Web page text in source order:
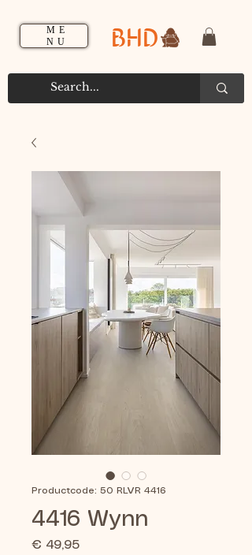
ME
NU
BHD
Productcode: 50 RLVR 4416
4416 Wynn
€ 49,95Prijs